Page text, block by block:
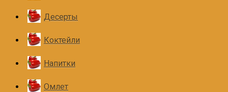
Десерты
Коктейли
Напитки
Омлет